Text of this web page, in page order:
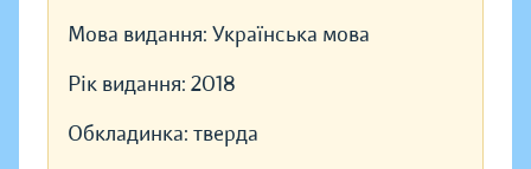
Мова видання: Українська мова
Рік видання: 2018
Обкладинка: тверда